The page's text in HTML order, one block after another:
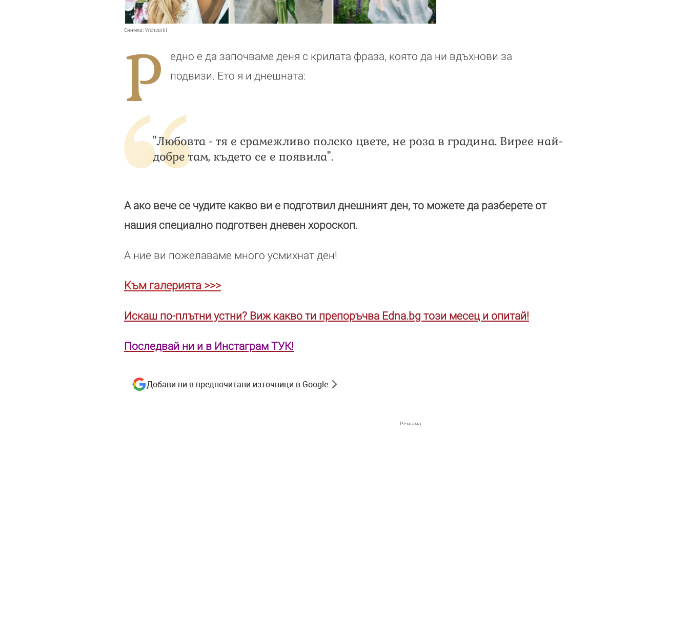
Снимка: Weheartit
Р
едно е да започваме деня с крилата фраза, която да ни вдъхнови за
подвизи. Ето я и днешната:
"Любовта - тя е срамежливо полско цвете, не роза в градина. Вирее най-
добре там, където се е появила".
А ако вече се чудите какво ви е подготвил днешният ден, то можете да разберете от
нашия специално подготвен дневен хороскоп.
А ние ви пожелаваме много усмихнат ден!
Към галерията >>>
Искаш по-плътни устни? Виж какво ти препоръчва Edna.bg този месец и опитай!
Последвай ни и в Инстаграм ТУК!
Добави ни в предпочитани източници в Google